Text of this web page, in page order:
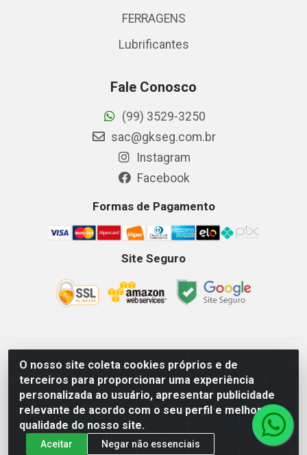
O nosso site coleta cookies próprios e de
terceiros para proporcionar uma experiência
personalizada ao usuário, apresentar publicidade
relevante de acordo com o seu perfil e melhorar a
qualidade do nosso site.
Aceitar Negar não essenciais
FERRAGENS
Lubrificantes
Fale Conosco
(99) 3529-3250
sac@gkseg.com.br
Instagram
Facebook
Formas de Pagamento
Site Seguro
GKSEG EPI Maquinas e Equipamentos LTDA - Av. Getulio
Vargas, 2066 Centro, Imperatriz/MA - CEP 65.903-280 - CNPJ
11.191.946/0001-07 - Horários: Segunda-Sexta 08as18hs,
Sábados 08as12hs